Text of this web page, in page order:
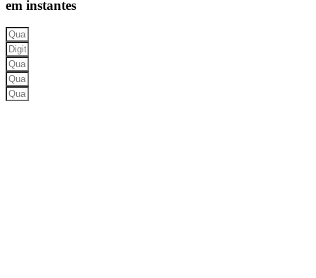
em instantes